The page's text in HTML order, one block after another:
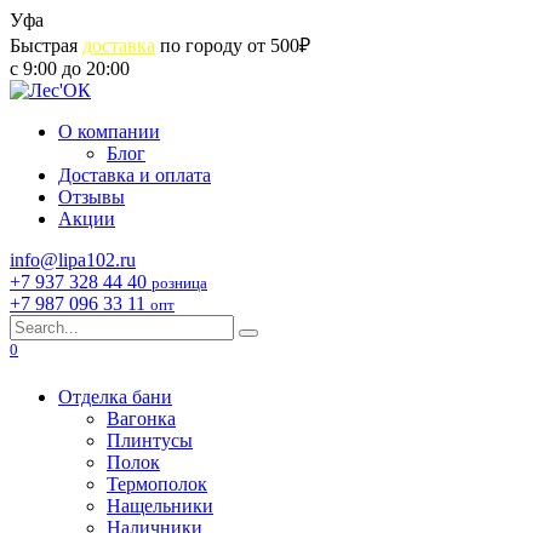
Skip
to
content
Уфа
Быстрая доставка по городу от 500₽
с 9:00 до 20:00
О компании
Блог
Доставка и оплата
Отзывы
Акции
info@lipa102.ru
+7 937 328 44 40 розница
+7 987 096 33 11 опт
Search
for:
0
Отделка бани
Вагонка
Плинтусы
Полок
Термополок
Нащельники
Наличники